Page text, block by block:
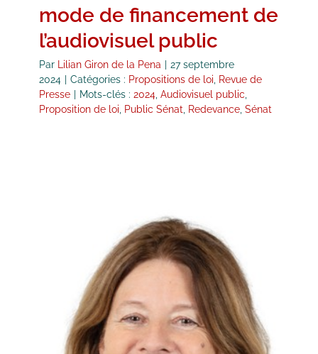
mode de financement de
l’audiovisuel public
Par Lilian Giron de la Pena
27 septembre
2024
Catégories : Propositions de loi
Revue de
Presse
Mots-clés : 2024 Audiovisuel public
Proposition de loi
Public Sénat Redevance Sénat
Congrès FNCF 2024 – Sylvie
Robert : « La Culture est trop
souvent perçue comme une